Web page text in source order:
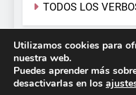
TODOS LOS
Español para
Calvo. 2026.
Utilizamos cookies para
nuestra web.
Puedes aprender más
desactivarlas en los